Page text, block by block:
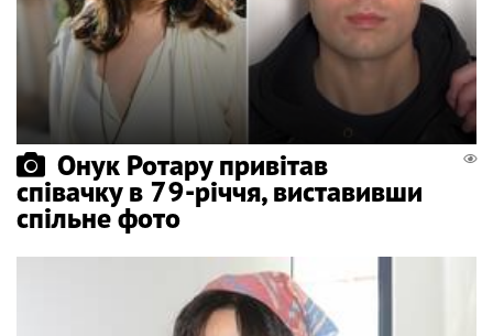
Онук Ротару привітав
співачку в 79-річчя, виставивши
спільне фото